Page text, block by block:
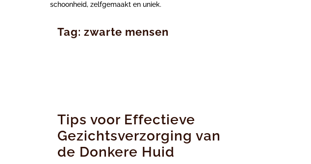
schoonheid, zelfgemaakt en uniek.
Tag: zwarte mensen
Tips voor Effectieve
Gezichtsverzorging van
de Donkere Huid